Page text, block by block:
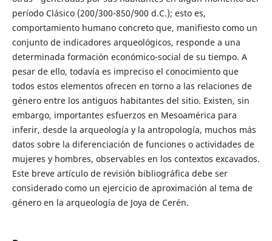
período Clásico (200/300-850/900 d.C.); esto es,
comportamiento humano concreto que, manifiesto como un
conjunto de indicadores arqueológicos, responde a una
determinada formación económico-social de su tiempo. A
pesar de ello, todavía es impreciso el conocimiento que
todos estos elementos ofrecen en torno a las relaciones de
género entre los antiguos habitantes del sitio. Existen, sin
embargo, importantes esfuerzos en Mesoamérica para
inferir, desde la arqueología y la antropología, muchos más
datos sobre la diferenciación de funciones o actividades de
mujeres y hombres, observables en los contextos excavados.
Este breve artículo de revisión bibliográfica debe ser
considerado como un ejercicio de aproximación al tema de
género en la arqueología de Joya de Cerén.